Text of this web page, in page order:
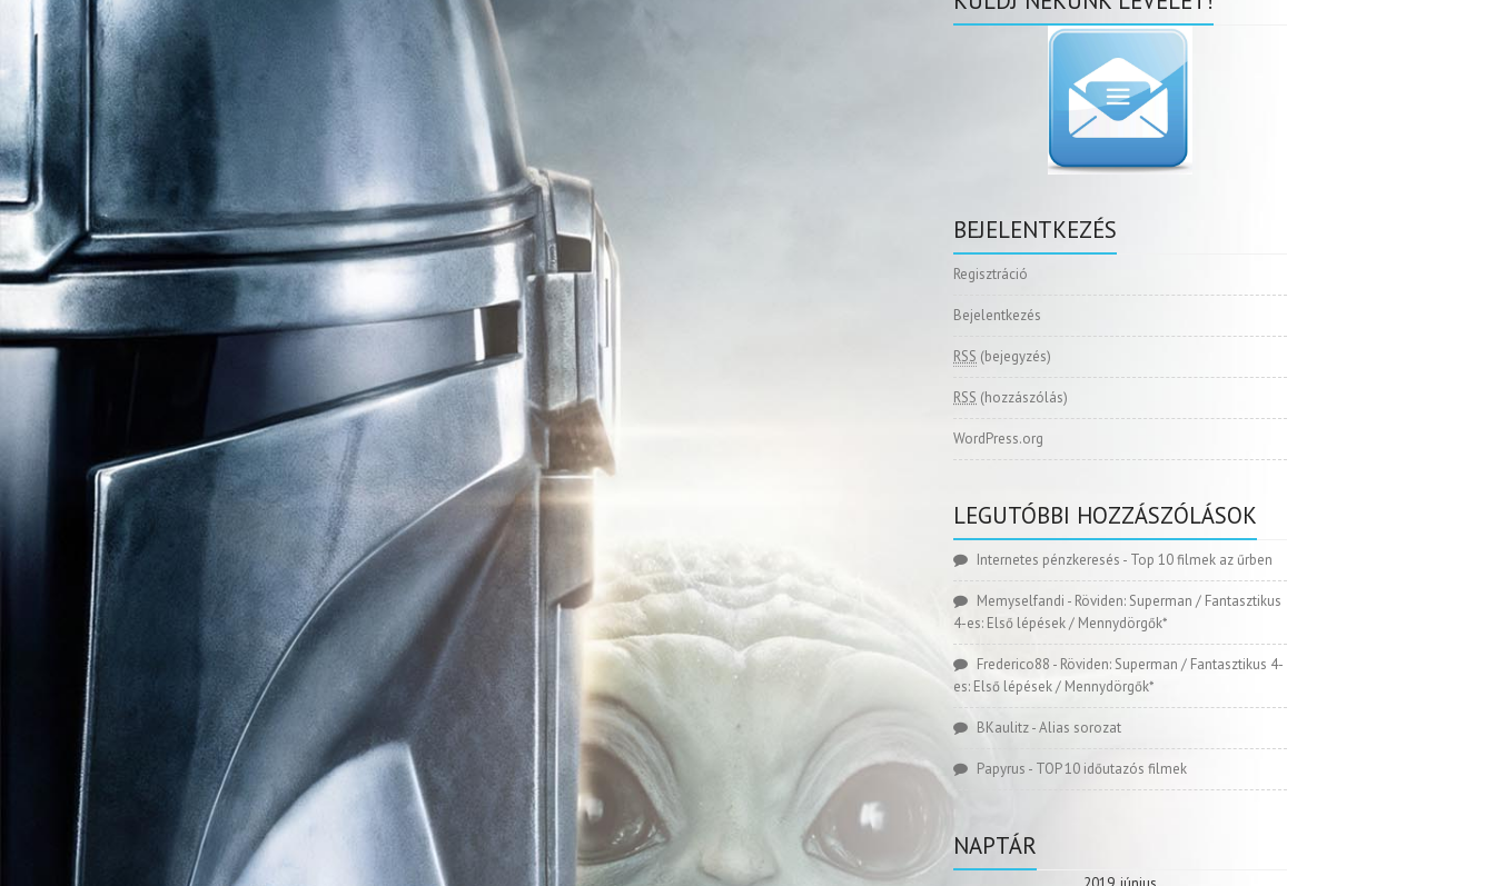
BEJELENTKEZÉS
Regisztráció
Bejelentkezés
RSS (bejegyzés)
RSS (hozzászólás)
WordPress.org
LEGUTÓBBI HOZZÁSZÓLÁSOK
Internetes pénzkeresés - Top 10 filmek az űrben
Memyselfandi - Röviden: Superman / Fantasztikus
4-es: Első lépések / Mennydörgők*
Frederico88 - Röviden: Superman / Fantasztikus 4-
es: Első lépések / Mennydörgők*
BKaulitz-Alias sorozat
Papyrus - TOP 10 időutazós filmek
NAPTÁR